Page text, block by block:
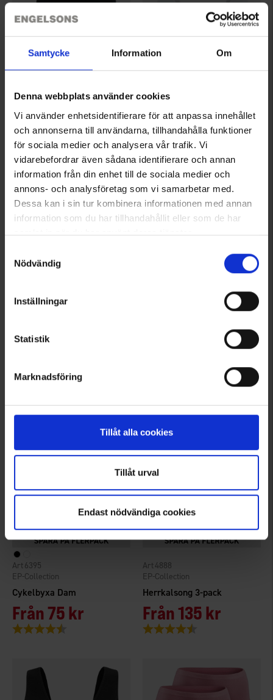
Samtycke Information Om
Denna webbplats använder cookies
Vi använder enhetsidentifierare för att anpassa innehållet
och annonserna till användarna, tillhandahålla funktioner
för sociala medier och analysera vår trafik. Vi
vidarebefordrar även sådana identifierare och annan
information från din enhet till de sociala medier och
annons- och analysföretag som vi samarbetar med.
Dessa kan i sin tur kombinera informationen med annan
information som du har tillhandahållit eller som de har
samlat in när du har använt deras tjänster.
Nödvändig
Inställningar
Statistik
Marknadsföring
Tillåt alla cookies
Tillåt urval
Endast nödvändiga cookies
Damhipster Bambu 3-pack
EP-Collection
Från99 kr
4.6 utav 5 stjärnor
Damtopp Seamless
Walking
Från99 kr
4863
Från75 kr
Cykelbyxa Dam
EP-Collection
6395
Från75 kr
Betyg:
Herrkalsong 3-pack
EP-Collection
4888
Från135 kr
Betyg: